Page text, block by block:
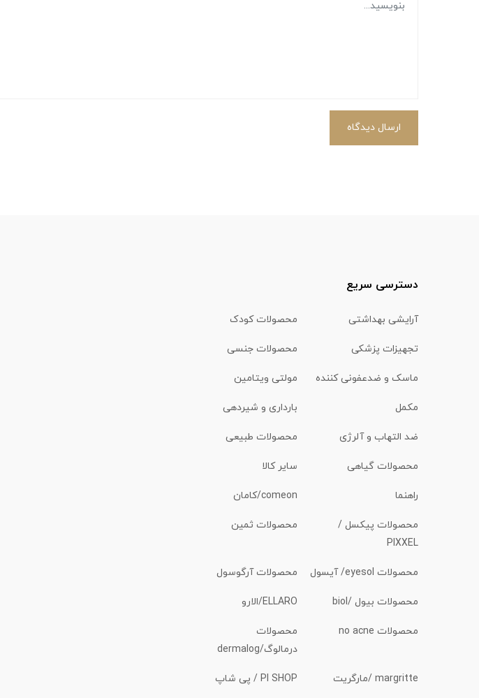
ارسال دیدگاه
دسترسی سریع
آرایشی بهداشتی محصولات کودک
تجهیزات پزشکی محصولات جنسی
ماسک و ضدعفونی کننده مولتی ویتامین
مکمل بارداری و شیردهی
ضد التهاب و آلرژی محصولات طبیعی
محصولات گیاهی سایر کالا
راهنما comeon/کامان
محصولات پیکسل /
PIXXEL
محصولات ثمین
محصولات eyesol/ آیسول محصولات آرگوسول
محصولات بیول /biol ELLARO/الارو
محصولات no acne
محصولات
درمالوگ/dermalog
margritte /مارگریت PI SHOP / پی شاپ